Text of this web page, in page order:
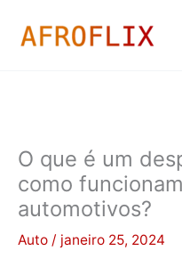
para
O que é um
como
automotivos?
Auto / janeiro 25, 2024